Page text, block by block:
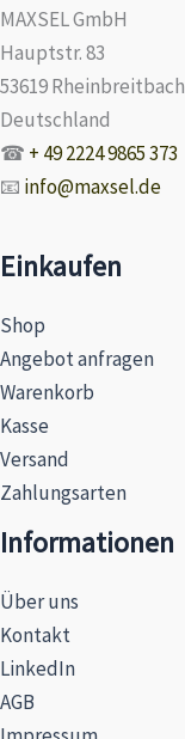
MAXSEL GmbH
Hauptstr. 83
53619 Rheinbreitbach
Deutschland
☎ + 49 2224 9865 373
📧 info@maxsel.de
Einkaufen
Shop
Angebot anfragen
Warenkorb
Kasse
Versand
Zahlungsarten
Informationen
Über uns
Kontakt
LinkedIn
AGB